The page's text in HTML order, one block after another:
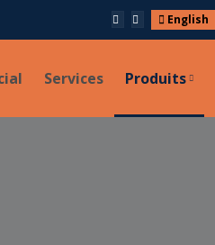
English
Services Produits